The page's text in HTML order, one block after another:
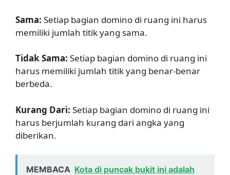
Sama: Setiap bagian domino di ruang ini harus
memiliki jumlah titik yang sama.
Tidak Sama: Setiap bagian domino di ruang ini
harus memiliki jumlah titik yang benar-benar
berbeda.
Kurang Dari: Setiap bagian domino di ruang ini
harus berjumlah kurang dari angka yang
diberikan.
MEMBACA Kota di puncak bukit ini adalah